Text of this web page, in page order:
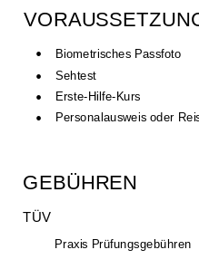
• Biometrisches Passfoto
• Sehtest
• Erste-Hilfe-Kurs
• Personalausweis oder
GEBÜHREN
TÜV
Praxis Prüfungsgebühren